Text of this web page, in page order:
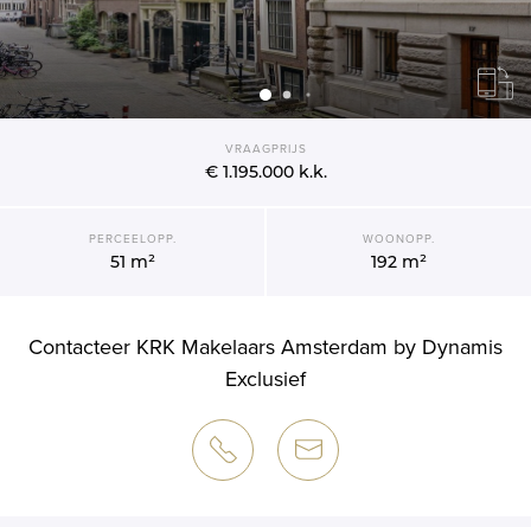
VRAAGPRIJS
€ 1.195.000k.k.
PERCEELOPP.
51 m²
WOONOPP.
192 m²
Contacteer KRK Makelaars Amsterdam by Dynamis
Exclusief